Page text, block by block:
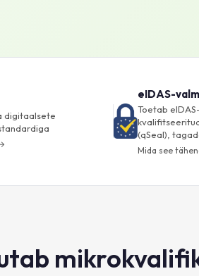
digitaalsete
eIDAS-
Toetab
(qSeal),
Mida see